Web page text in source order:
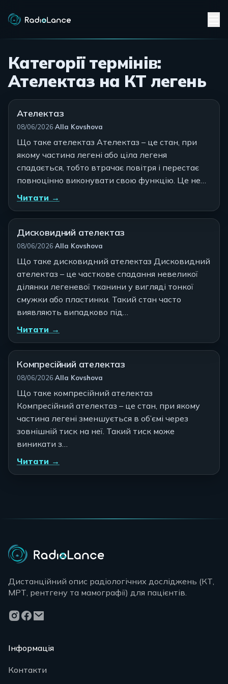
Категорії термінів:
Ателектаз на КТ легень
Ателектаз
08/06/2026·Автор:
Alla Kovshova
Що таке ателектаз Ателектаз – це стан, при
якому частина легені або ціла легеня
спадається, тобто втрачає повітря і перестає
повноцінно виконувати свою функцію. Це не…
Читати →
Дисковидний ателектаз
08/06/2026·Автор:
Alla Kovshova
Що таке дисковидний ателектаз Дисковидний
ателектаз – це часткове спадання невеликої
ділянки легеневої тканини у вигляді тонкої
смужки або пластинки. Такий стан часто
виявляють випадково під…
Читати →
Компресійний ателектаз
08/06/2026·Автор:
Alla Kovshova
Що таке компресійний ателектаз
Компресійний ателектаз – це стан, при якому
частина легені зменшується в об’ємі через
зовнішній тиск на неї. Такий тиск може
виникати з…
Читати →
Дистанційний опис радіологічних досліджень (КТ,
МРТ, рентгену та мамографії) для пацієнтів.
Інформація
Контакти